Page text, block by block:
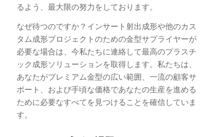
るよう、最大限の努力をしております。
なぜ待つのですか？インサート射出成形や他のカス
タム成形プロジェクトのための金型サプライヤーが
必要な場合は、今私たちに連絡して最高のプラスチ
ック成形ソリューションを取得します。私たちは、
あなたがプレミアム金型の広い範囲、一流の顧客サ
ポート、および手頃な価格であなたの生産を進める
ために必要なすべてを見つけることを確信していま
す。